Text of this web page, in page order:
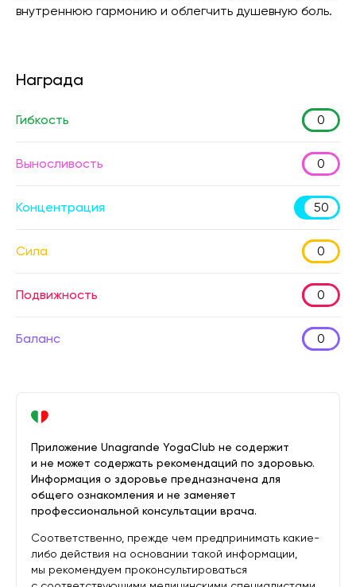
внутреннюю гармонию и облегчить душевную боль.
Награда
Гибкость 0
Выносливость 0
Концентрация 50
Сила 0
Подвижность 0
Баланс 0
Приложение Unagrande YogaClub не содержит
и не может содержать рекомендаций по здоровью.
Информация о здоровье предназначена для
общего ознакомления и не заменяет
профессиональной консультации врача.
Соответственно, прежде чем предпринимать какие-
либо действия на основании такой информации,
мы рекомендуем проконсультироваться